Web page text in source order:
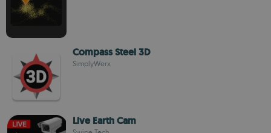
Compass Steel 3D
SimplyWerx
Live Earth Cam